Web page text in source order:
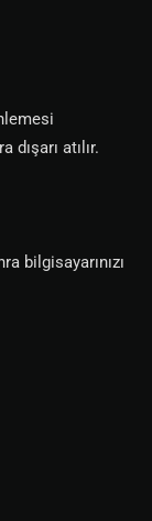
atılır.
bilgisayarınızı